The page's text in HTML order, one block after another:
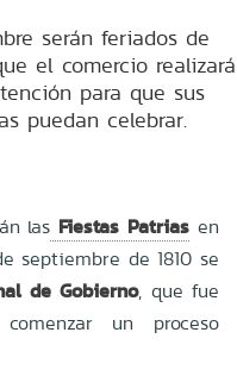
serán feriados de
el comercio realizará
para que sus
puedan celebrar.
las Fiestas Patrias en
septiembre de 1810 se
de Gobierno, que fue
un proceso